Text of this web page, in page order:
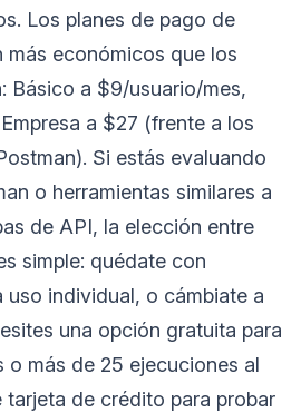
Los planes de pago de
más económicos que los
Básico a $9/usuario/mes,
a $27 (frente a los
Si estás evaluando
o herramientas similares a
de API, la elección entre
simple: quédate con
uso individual, o cámbiate a
una opción gratuita para
o más de 25 ejecuciones al
tarjeta de crédito para probar